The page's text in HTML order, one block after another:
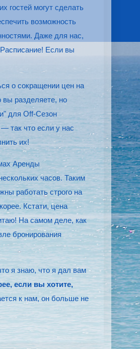
гостей могут сделать
возможность
Даже для нас,
Если вы
о сокращении цен на
вы разделяете, но
для Off-Сезон
так что если у нас
их!
Аренды
часов. Таким
работать строго на
Кстати, цена
На самом деле, как
бронирования
я знаю, что я дал вам
если вы хотите,
к нам, он больше не